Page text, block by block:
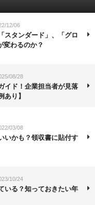
12/06
スタンダード」、「グロ
変わるのか？
08/28
イド！企業担当者が見落
あり】
03/08
いかも？領収書に貼付す
10/24
いる？知っておきたい年